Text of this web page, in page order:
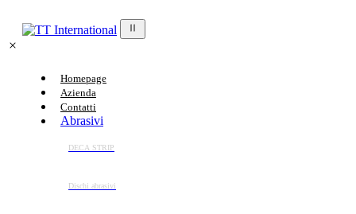
Homepage
Azienda
Contatti
Abrasivi
DECA STRIP
Dischi abrasivi